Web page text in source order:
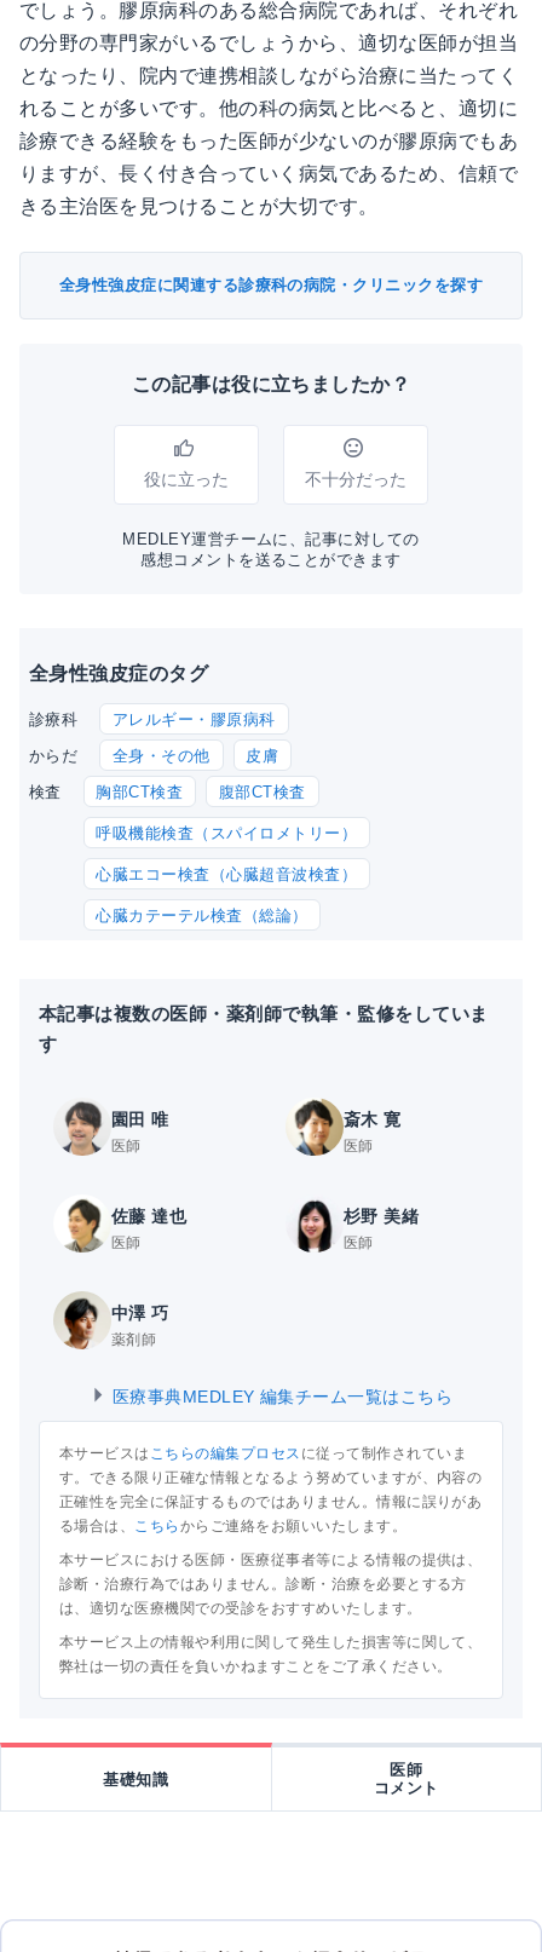
でしょう。膠原病科のある総合病院であれば、それぞれ
の分野の専門家がいるでしょうから、適切な医師が担当
となったり、院内で連携相談しながら治療に当たってく
れることが多いです。他の科の病気と比べると、適切に
診療できる経験をもった医師が少ないのが膠原病でもあ
りますが、長く付き合っていく病気であるため、信頼で
きる主治医を見つけることが大切です。
全身性強皮症に関連する診療科の病院・クリニックを探す
この記事は役に立ちましたか？
役に立った 不十分だった
MEDLEY運営チームに、記事に対しての
感想コメントを送ることができます
全身性強皮症のタグ
診療科 アレルギー・膠原病科
からだ 全身・その他 皮膚
検査 胸部CT検査 腹部CT検査
呼吸機能検査（スパイロメトリー）
心臓エコー検査（心臓超音波検査）
心臓カテーテル検査（総論）
本記事は複数の医師・薬剤師で執筆・監修をしていま
す
園田 唯
医師
斎木 寛
医師
佐藤 達也
医師
杉野 美緒
医師
中澤 巧
薬剤師
医療事典MEDLEY 編集チーム一覧はこちら
本サービスは こちらの編集プロセス に従って制作されていま
す。できる限り正確な情報となるよう努めていますが、内容の
正確性を完全に保証するものではありません。情報に誤りがあ
る場合は、 こちら からご連絡をお願いいたします。
本サービスにおける医師・医療従事者等による情報の提供は、
診断・治療行為ではありません。診断・治療を必要とする方
は、適切な医療機関での受診をおすすめいたします。
本サービス上の情報や利用に関して発生した損害等に関して、
弊社は一切の責任を負いかねますことをご了承ください。
基礎知識
医師
コメント